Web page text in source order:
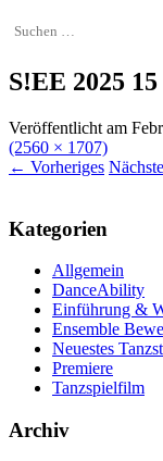
Suchen
S!EE 2025 15
Veröffentlicht am
(2560 × 1707)
← Vorheriges
Kategorien
Allgemein
DanceAbility
Einführung &
Ensemble
Neuestes
Premiere
Tanzspielfilm
Archiv